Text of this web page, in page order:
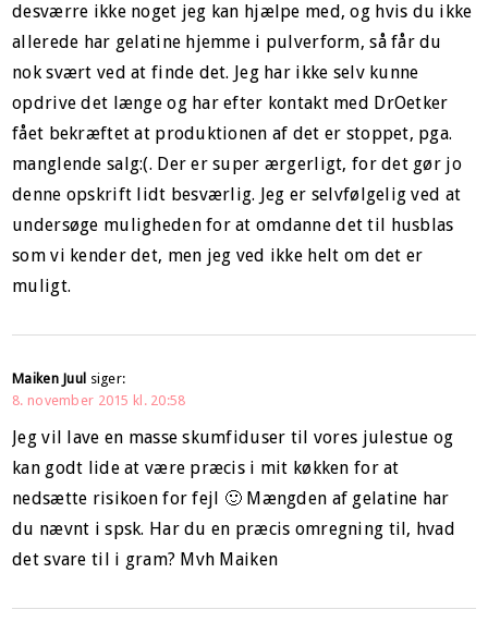
desværre ikke noget jeg kan hjælpe med, og hvis du ikke
allerede har gelatine hjemme i pulverform, så får du
nok svært ved at finde det. Jeg har ikke selv kunne
opdrive det længe og har efter kontakt med DrOetker
fået bekræftet at produktionen af det er stoppet, pga.
manglende salg:(. Der er super ærgerligt, for det gør jo
denne opskrift lidt besværlig. Jeg er selvfølgelig ved at
undersøge muligheden for at omdanne det til husblas
som vi kender det, men jeg ved ikke helt om det er
muligt.
Maiken Juul siger:
8. november 2015 kl. 20:58
Jeg vil lave en masse skumfiduser til vores julestue og
kan godt lide at være præcis i mit køkken for at
nedsætte risikoen for fejl 🙂 Mængden af gelatine har
du nævnt i spsk. Har du en præcis omregning til, hvad
det svare til i gram? Mvh Maiken